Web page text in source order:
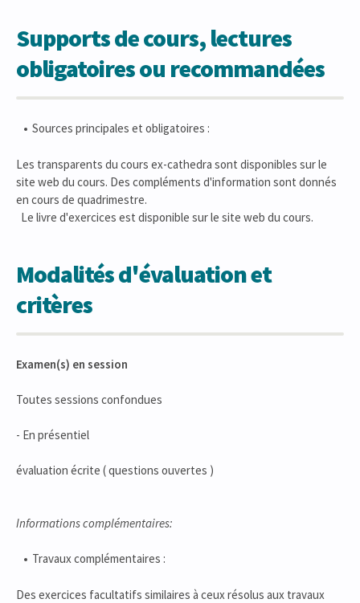
Supports de cours, lectures
obligatoires ou recommandées
Sources principales et obligatoires :
Les transparents du cours ex-cathedra sont disponibles sur le
site web du cours. Des compléments d'information sont donnés
en cours de quadrimestre.
Le livre d'exercices est disponible sur le site web du cours.
Modalités d'évaluation et
critères
Examen(s) en session
Toutes sessions confondues
- En présentiel
évaluation écrite ( questions ouvertes )
Informations complémentaires:
Travaux complémentaires :
Des exercices facultatifs similaires à ceux résolus aux travaux